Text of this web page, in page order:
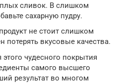
сливок. В слишком
сахарную пудру.
не стоит слишком
потерять вкусовые качества.
чудесного покрытия
самого высшего
результат во многом